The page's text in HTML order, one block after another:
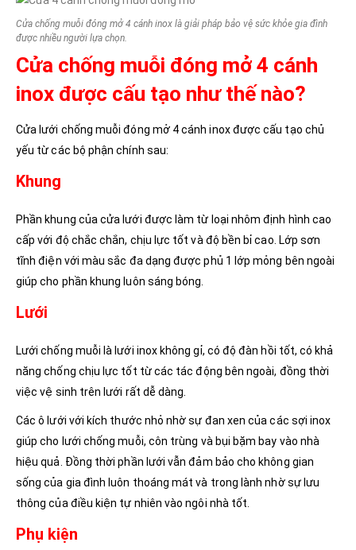
Cửa chống muỗi đóng mở 4 cánh inox là giải pháp bảo vệ sức khỏe gia đình
được nhiều người lựa chọn.
Cửa chống muỗi đóng mở 4 cánh
inox được cấu tạo như thế nào?
Cửa lưới chống muỗi đóng mở 4 cánh inox được cấu tạo chủ
yếu từ các bộ phận chính sau:
Khung
Phần khung của cửa lưới được làm từ loại nhôm định hình cao
cấp với độ chắc chắn, chịu lực tốt và độ bền bỉ cao. Lớp sơn
tĩnh điện với màu sắc đa dạng được phủ 1 lớp mỏng bên ngoài
giúp cho phần khung luôn sáng bóng.
Lưới
Lưới chống muỗi là lưới inox không gỉ, có độ đàn hồi tốt, có khả
năng chống chịu lực tốt từ các tác động bên ngoài, đồng thời
việc vệ sinh trên lưới rất dễ dàng.
Các ô lưới với kích thước nhỏ nhờ sự đan xen của các sợi inox
giúp cho lưới chống muỗi, côn trùng và bụi bặm bay vào nhà
hiệu quả. Đồng thời phần lưới vẫn đảm bảo cho không gian
sống của gia đình luôn thoáng mát và trong lành nhờ sự lưu
thông của điều kiện tự nhiên vào ngôi nhà tốt.
Phụ kiện